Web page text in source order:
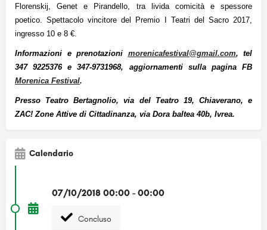
Florenskij, Genet e Pirandello, tra livida comicità e spessore
poetico. Spettacolo vincitore del Premio I Teatri del Sacro 2017,
ingresso 10 e 8 €.
Informazioni e prenotazioni morenicafestival@gmail.com, tel
347 9225376 e 347-9731968, aggiornamenti sulla pagina FB
Morenica Festival.
Presso Teatro Bertagnolio, via del Teatro 19, Chiaverano, e
ZAC! Zone Attive di Cittadinanza, via Dora baltea 40b, Ivrea.
Calendario
07/10/2018 00:00 - 00:00
Concluso